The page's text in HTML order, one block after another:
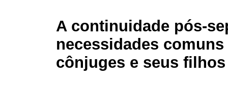
A continuidade pós-
necessidades comuns
cônjuges e seus filhos